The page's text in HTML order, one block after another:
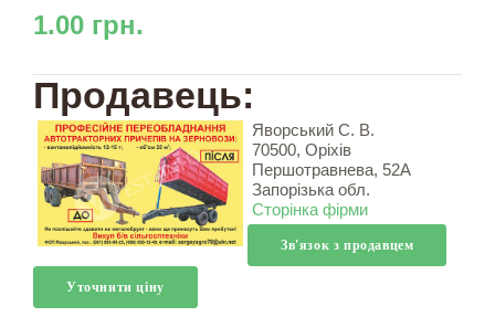
1.00 грн.
Продавець:
Яворський С. В.
70500, Оріхів
Першотравнева, 52А
Запорізька обл.
Сторінка фірми
Зв'язок з продавцем
Уточнити ціну